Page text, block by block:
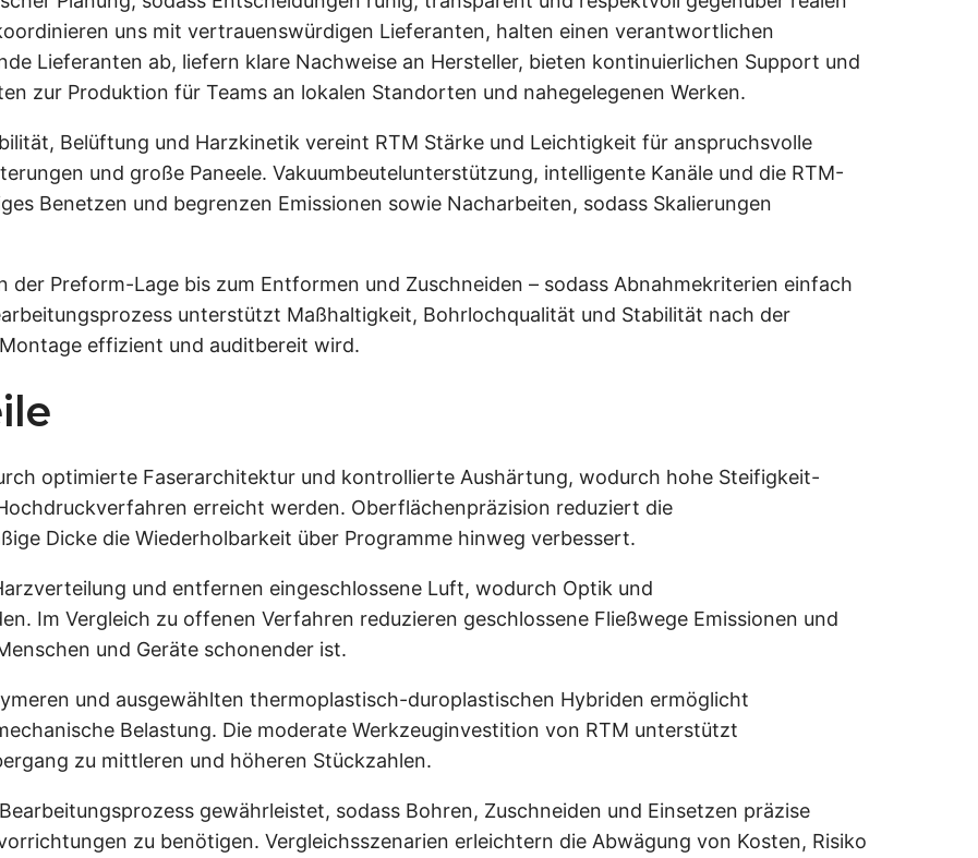
uns mit vertrauenswürdigen Lieferanten, halten einen verantwortlichen
Lieferanten ab, liefern klare Nachweise an Hersteller, bieten kontinuierlichen Support und
zur Produktion für Teams an lokalen Standorten und nahegelegenen Werken.
Belüftung und Harzkinetik vereint RTM Stärke und Leichtigkeit für anspruchsvolle
und große Paneele. Vakuumbeutelunterstützung, intelligente Kanäle und die RTM-
Benetzen und begrenzen Emissionen sowie Nacharbeiten, sodass Skalierungen
der Preform-Lage bis zum Entformen und Zuschneiden – sodass Abnahmekriterien einfach
unterstützt Maßhaltigkeit, Bohrlochqualität und Stabilität nach der
effizient und auditbereit wird.
optimierte Faserarchitektur und kontrollierte Aushärtung, wodurch hohe Steifigkeit-
erreicht werden. Oberflächenpräzision reduziert die
Dicke die Wiederholbarkeit über Programme hinweg verbessert.
und entfernen eingeschlossene Luft, wodurch Optik und
Im Vergleich zu offenen Verfahren reduzieren geschlossene Fließwege Emissionen und
und Geräte schonender ist.
und ausgewählten thermoplastisch-duroplastischen Hybriden ermöglicht
Belastung. Die moderate Werkzeuginvestition von RTM unterstützt
zu mittleren und höheren Stückzahlen.
gewährleistet, sodass Bohren, Zuschneiden und Einsetzen präzise
zu benötigen. Vergleichsszenarien erleichtern die Abwägung von Kosten, Risiko